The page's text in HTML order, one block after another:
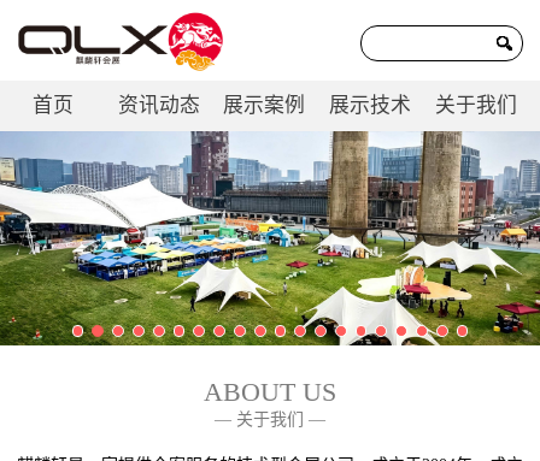
首页 资讯动态 展示案例 展示技术 关于我们
联系我们
ABOUT US
— 关于我们 —